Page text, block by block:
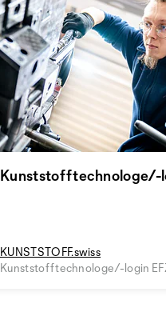
Kunststofftechnologe/-
KUNSTSTOFF.swiss
Kunststofftechnologe/-login